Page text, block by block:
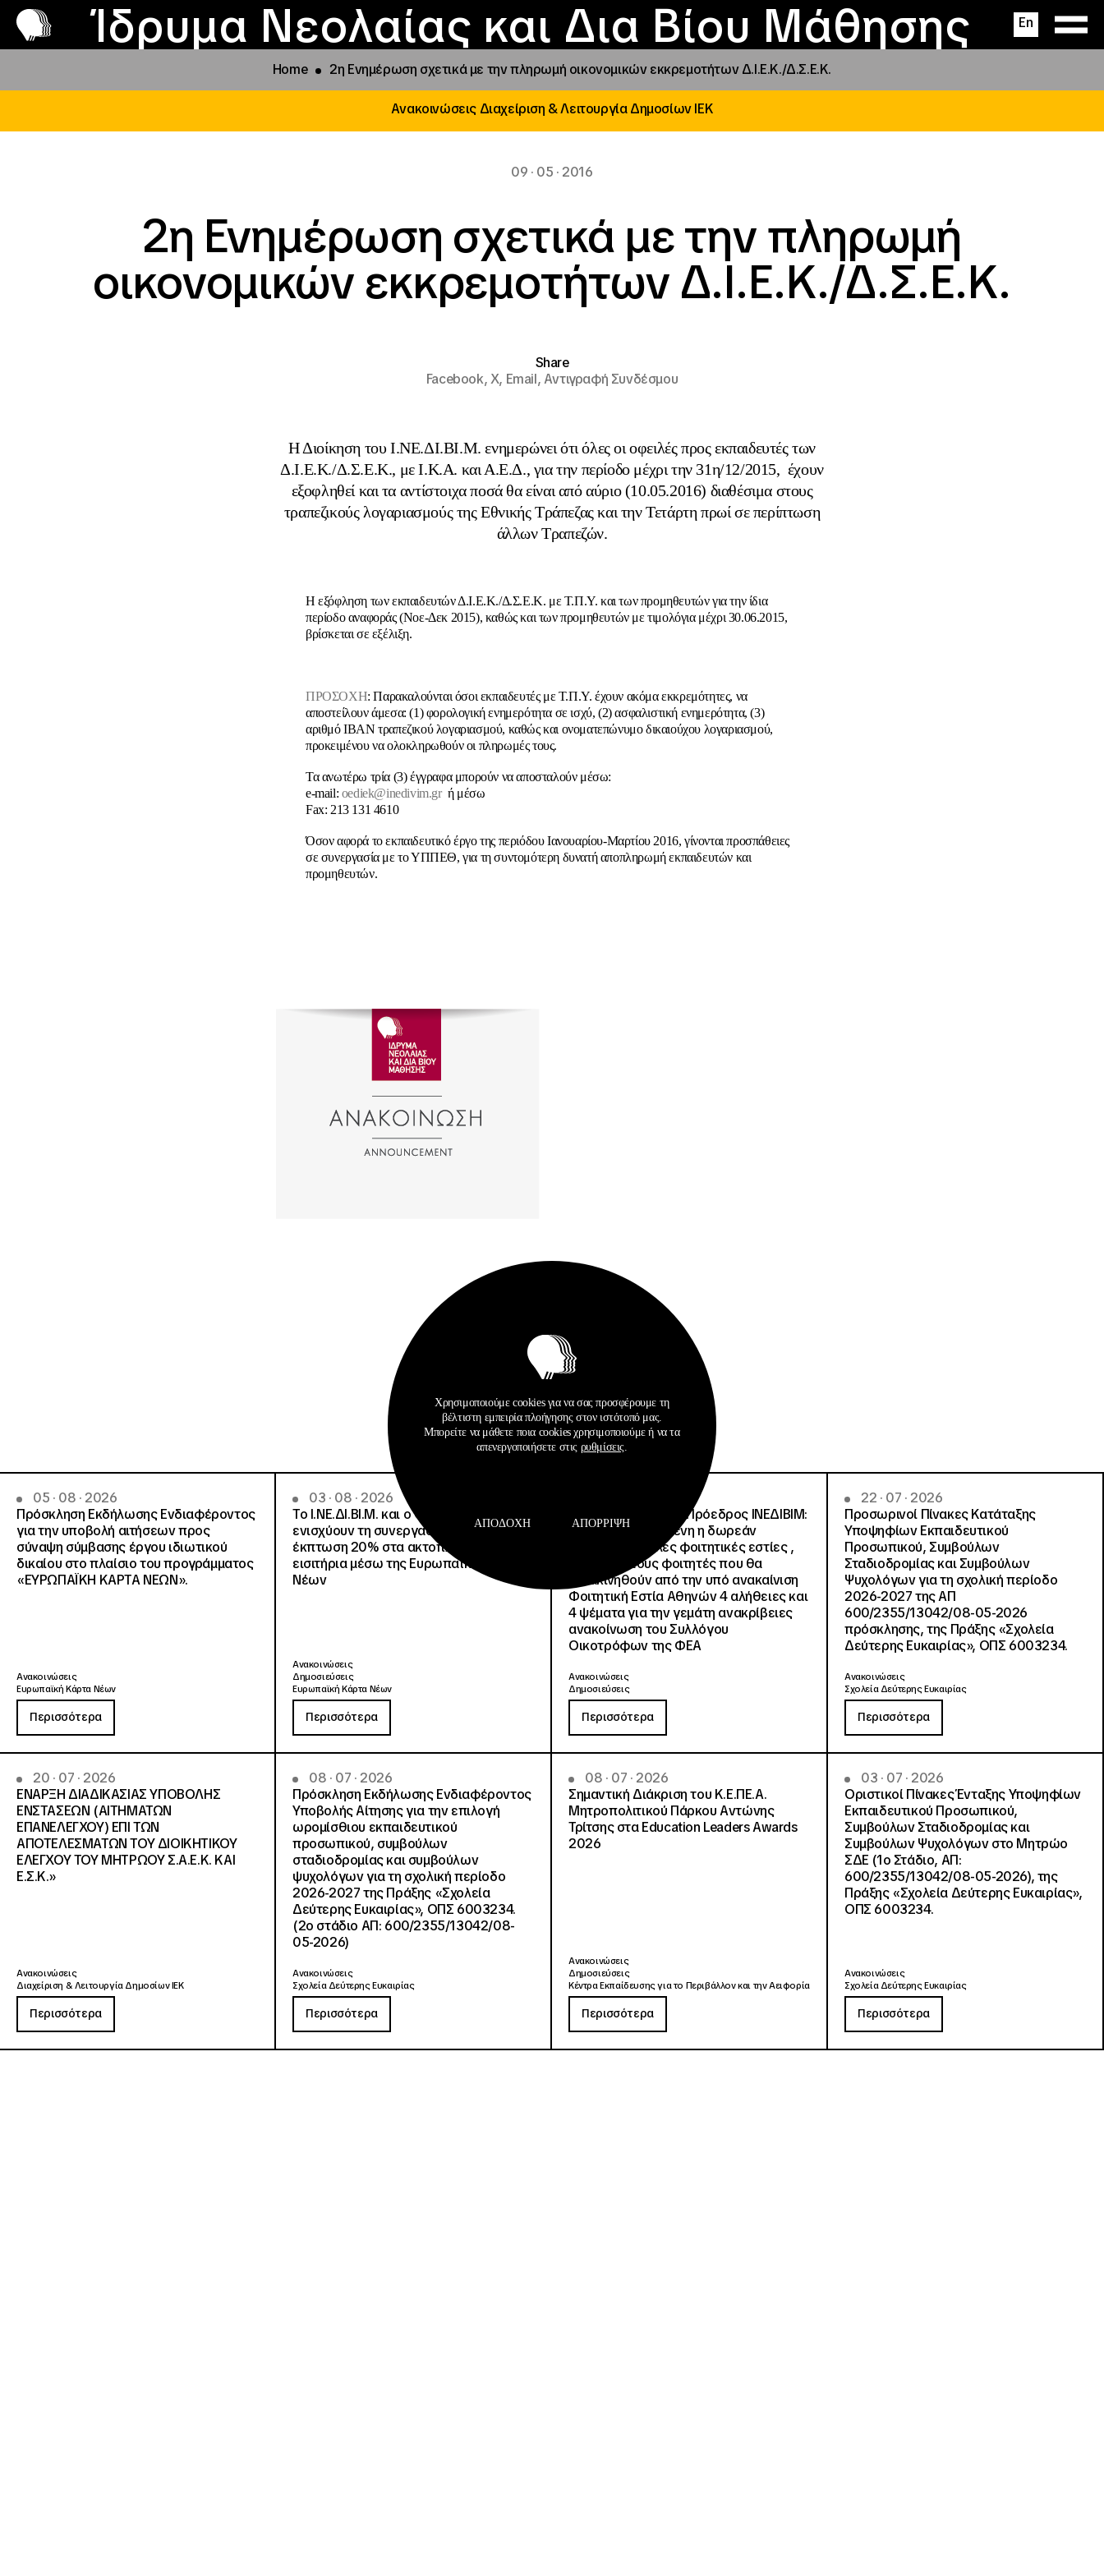
Ίδρυμα Νεολαίας και Δια Βίου Μάθησης En
Το ΙΝΕΔΙΒΙΜ
Προγράμματα και δράσεις
Φοιτητικές Εστίες
Παραχώρηση αιγίδας
Νέα
Επικοινωνία
Home 2η Ενημέρωση σχετικά με την πληρωμή οικονομικών εκκρεμοτήτων Δ.Ι.Ε.Κ./Δ.Σ.Ε.Κ.
Ανακοινώσεις Διαχείριση & Λειτουργία Δημοσίων ΙΕΚ
09 · 05 · 2016
2η Ενημέρωση σχετικά με την πληρωμή
οικονομικών εκκρεμοτήτων Δ.Ι.Ε.Κ./Δ.Σ.Ε.Κ.
Share
Facebook,X, Email,Αντιγραφή Συνδέσμου
Η Διοίκηση του Ι.ΝΕ.ΔΙ.ΒΙ.Μ. ενημερώνει ότι όλες οι οφειλές προς εκπαιδευτές των
Δ.Ι.Ε.Κ./Δ.Σ.Ε.Κ., με Ι.Κ.Α. και Α.Ε.Δ., για την περίοδο μέχρι την 31η/12/2015, έχουν
εξοφληθεί και τα αντίστοιχα ποσά θα είναι από αύριο (10.05.2016) διαθέσιμα στους
τραπεζικούς λογαριασμούς της Εθνικής Τράπεζας και την Τετάρτη πρωί σε περίπτωση
άλλων Τραπεζών.
Η εξόφληση των εκπαιδευτών Δ.Ι.Ε.Κ./Δ.Σ.Ε.Κ. με Τ.Π.Υ. και των προμηθευτών για την ίδια
περίοδο αναφοράς (Νοε-Δεκ 2015), καθώς και των προμηθευτών με τιμολόγια μέχρι 30.06.2015,
βρίσκεται σε εξέλιξη.
ΠΡΟΣΟΧΗ: Παρακαλούνται όσοι εκπαιδευτές με Τ.Π.Υ.έχουν ακόμα εκκρεμότητες, να
αποστείλουν άμεσα: (1) φορολογική ενημερότητα σε ισχύ, (2) ασφαλιστική ενημερότητα, (3)
αριθμό IBAN τραπεζικού λογαριασμού, καθώς και ονοματεπώνυμο δικαιούχου λογαριασμού,
προκειμένου να ολοκληρωθούν οι πληρωμές τους.
Τα ανωτέρω τρία (3) έγγραφα μπορούν να αποσταλούν μέσω:
e-mail: oediek@inedivim.grή μέσω
Fax: 213 131 4610
Όσον αφορά το εκπαιδευτικό έργο της περιόδου Ιανουαρίου-Μαρτίου 2016, γίνονται προσπάθειες
σε συνεργασία με το ΥΠΠΕΘ, για τη συντομότερη δυνατή αποπληρωμή εκπαιδευτών και
προμηθευτών.
Σχετικά Αρχεία
05 · 08 · 2026
Πρόσκληση Εκδήλωσης Ενδιαφέροντος
για την υποβολή αιτήσεων προς
σύναψη σύμβασης έργου ιδιωτικού
δικαίου στο πλαίσιο του προγράμματος
«ΕΥΡΩΠΑΪΚΗ ΚΑΡΤΑ ΝΕΩΝ».
Ανακοινώσεις
Ευρωπαϊκή Κάρτα Νέων
Περισσότερα
03 · 08 · 2026
Το Ι.ΝΕ.ΔΙ.ΒΙ.Μ. και o Όμιλος Attica
ενισχύουν τη συνεργασία τους με
έκπτωση 20% στα ακτοπλοϊκά
εισιτήρια μέσω της Ευρωπαϊκής Κάρτας
Νέων
Ανακοινώσεις
Δημοσιεύσεις
Ευρωπαϊκή Κάρτα Νέων
Περισσότερα
Άννα Ροκοφύλλου, Πρόεδρος ΙΝΕΔΙΒΙΜ:
Είναι εξασφαλισμένη η δωρεάν
στέγαση σε άλλες φοιτητικές εστίες ,
για όλους τους φοιτητές που θα
μετακινηθούν από την υπό ανακαίνιση
Φοιτητική Εστία Αθηνών 4 αλήθειες και
4 ψέματα για την γεμάτη ανακρίβειες
ανακοίνωση του Συλλόγου
Οικοτρόφων της ΦΕΑ
Ανακοινώσεις
Δημοσιεύσεις
Περισσότερα
22 · 07 · 2026
Προσωρινοί Πίνακες Κατάταξης
Υποψηφίων Εκπαιδευτικού
Προσωπικού, Συμβούλων
Σταδιοδρομίας και Συμβούλων
Ψυχολόγων για τη σχολική περίοδο
2026-2027 της ΑΠ
600/2355/13042/08-05-2026
πρόσκλησης, της Πράξης «Σχολεία
Δεύτερης Ευκαιρίας», ΟΠΣ 6003234.
Ανακοινώσεις
Σχολεία Δεύτερης Ευκαιρίας
Περισσότερα
20 · 07 · 2026
ΕΝΑΡΞΗ ΔΙΑΔΙΚΑΣΙΑΣ ΥΠΟΒΟΛΗΣ
ΕΝΣΤΑΣΕΩΝ (ΑΙΤΗΜΑΤΩΝ
ΕΠΑΝΕΛΕΓΧΟΥ) ΕΠΙ ΤΩΝ
ΑΠΟΤΕΛΕΣΜΑΤΩΝ ΤΟΥ ΔΙΟΙΚΗΤΙΚΟΥ
ΕΛΕΓΧΟΥ ΤΟΥ ΜΗΤΡΩΟΥ Σ.Α.Ε.Κ. ΚΑΙ
Ε.Σ.Κ.»
Ανακοινώσεις
Διαχείριση & Λειτουργία Δημοσίων ΙΕΚ
Περισσότερα
08 · 07 · 2026
Πρόσκληση Εκδήλωσης Ενδιαφέροντος
Υποβολής Αίτησης για την επιλογή
ωρομίσθιου εκπαιδευτικού
προσωπικού, συμβούλων
σταδιοδρομίας και συμβούλων
ψυχολόγων για τη σχολική περίοδο
2026-2027 της Πράξης «Σχολεία
Δεύτερης Ευκαιρίας», ΟΠΣ 6003234.
(2ο στάδιο ΑΠ: 600/2355/13042/08-
05-2026)
Ανακοινώσεις
Σχολεία Δεύτερης Ευκαιρίας
Περισσότερα
08 · 07 · 2026
Σημαντική Διάκριση του Κ.Ε.ΠΕ.Α.
Μητροπολιτικού Πάρκου Αντώνης
Τρίτσης στα Education Leaders Awards
2026
Ανακοινώσεις
Δημοσιεύσεις
Κέντρα Εκπαίδευσης για το Περιβάλλον και την Αειφορία
Περισσότερα
03 · 07 · 2026
Οριστικοί Πίνακες Ένταξης Υποψηφίων
Εκπαιδευτικού Προσωπικού,
Συμβούλων Σταδιοδρομίας και
Συμβούλων Ψυχολόγων στο Μητρώο
ΣΔΕ (1ο Στάδιο, ΑΠ:
600/2355/13042/08-05-2026), της
Πράξης «Σχολεία Δεύτερης Ευκαιρίας»,
ΟΠΣ 6003234.
Ανακοινώσεις
Σχολεία Δεύτερης Ευκαιρίας
Περισσότερα
Χρησιμοποιούμε cookies για να σας προσφέρουμε τη
βέλτιστη εμπειρία πλοήγησης στον ιστότοπό μας.
Μπορείτε να μάθετε ποια cookies χρησιμοποιούμε ή να τα
απενεργοποιήσετε στις ρυθμίσεις
ΑΠΟΔΟΧΉ ΑΠΌΡΡΙΨΗ